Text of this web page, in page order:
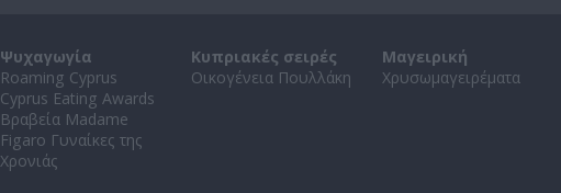
Ψυχαγωγία
Roaming Cyprus
Cyprus Eating Awards
Βραβεία Madame
Figaro Γυναίκες της
Χρονιάς
Κυπριακές σειρές
Οικογένεια Πουλλάκη
Μαγειρική
Χρυσωμαγειρέματα